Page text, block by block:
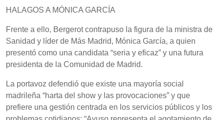
HALAGOS A MÓNICA GARCÍA
Frente a ello, Bergerot contrapuso la figura de la ministra de
Sanidad y líder de Más Madrid, Mónica García, a quien
presentó como una candidata “seria y eficaz” y una futura
presidenta de la Comunidad de Madrid.
La portavoz defendió que existe una mayoría social
madrileña “harta del show y las provocaciones” y que
prefiere una gestión centrada en los servicios públicos y los